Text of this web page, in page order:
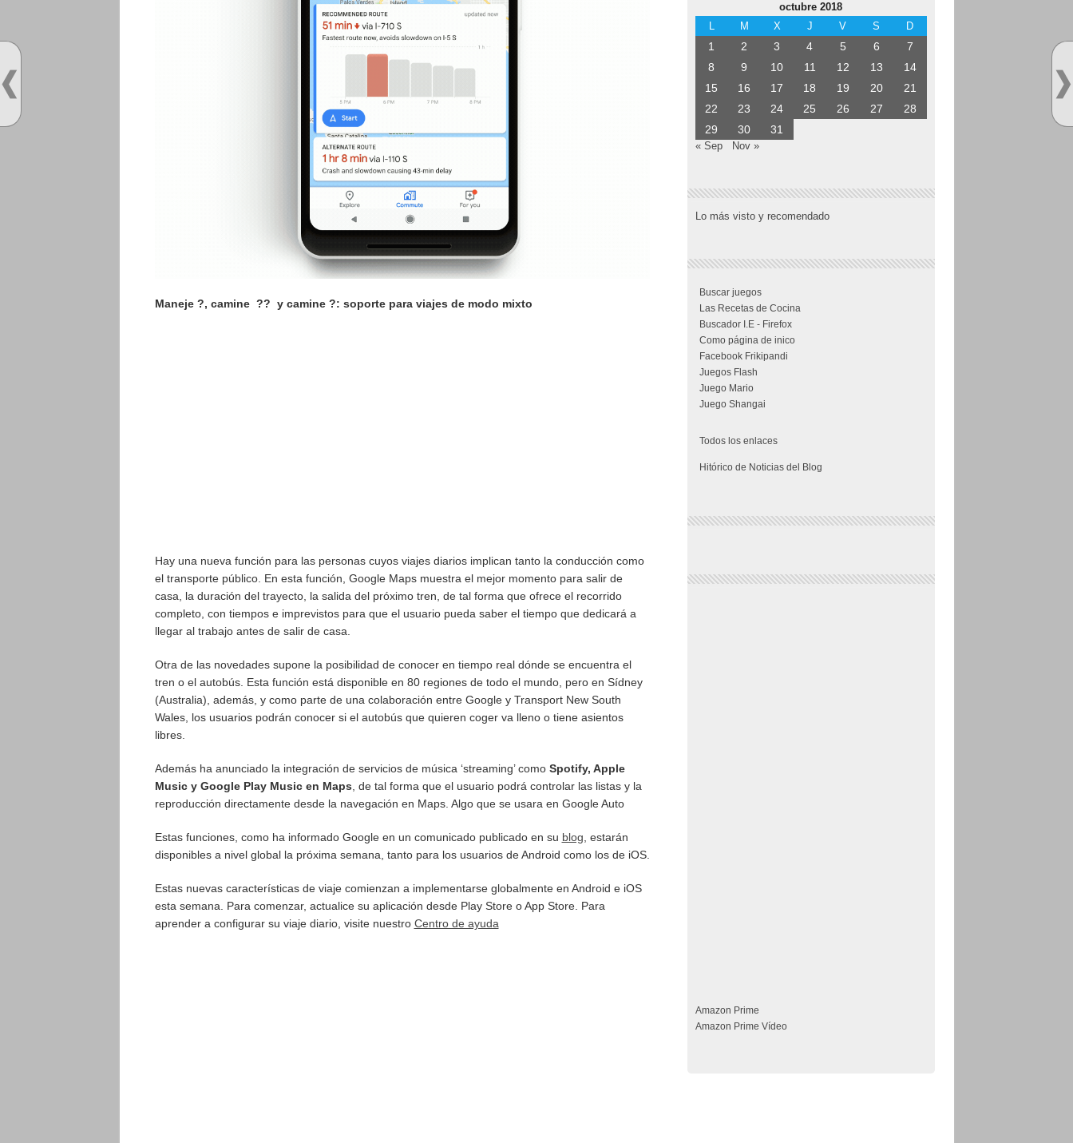
Maneje ?, camine ?? y camine ?: soporte para viajes de modo mixto
Hay una nueva función para las personas cuyos viajes diarios implican tanto la conducción como
el transporte público. En esta función, Google Maps muestra el mejor momento para salir de
casa, la duración del trayecto, la salida del próximo tren, de tal forma que ofrece el recorrido
completo, con tiempos e imprevistos para que el usuario pueda saber el tiempo que dedicará a
llegar al trabajo antes de salir de casa.
Otra de las novedades supone la posibilidad de conocer en tiempo real dónde se encuentra el
tren o el autobús. Esta función está disponible en 80 regiones de todo el mundo, pero en Sídney
(Australia), además, y como parte de una colaboración entre Google y Transport New South
Wales, los usuarios podrán conocer si el autobús que quieren coger va lleno o tiene asientos
libres.
Además ha anunciado la integración de servicios de música ‘streaming’ como Spotify, Apple
Music y Google Play Music en Maps, de tal forma que el usuario podrá controlar las listas y la
reproducción directamente desde la navegación en Maps. Algo que se usara en Google Auto
Estas funciones, como ha informado Google en un comunicado publicado en su blog, estarán
disponibles a nivel global la próxima semana, tanto para los usuarios de Android como los de iOS.
Estas nuevas características de viaje comienzan a implementarse globalmente en Android e iOS
esta semana. Para comenzar, actualice su aplicación desde Play Store o App Store. Para
aprender a configurar su viaje diario, visite nuestro Centro de ayuda
octubre 2018
L
M X J V S D
1 2 3 4 5 6
7
8
9 10 11 12 13
14
15
16 17 18 19 20
21
22
23 24 25 26 27
28
29
30 31
« Sep Nov »
Lo más visto y recomendado
Buscar juegos
Las Recetas de Cocina
Buscador I.E - Firefox
Como página de inico
Facebook Frikipandi
Juegos Flash
Juego Mario
Juego Shangai
Todos los enlaces
Hitórico de Noticias del Blog
Amazon Prime
Amazon Prime Vídeo